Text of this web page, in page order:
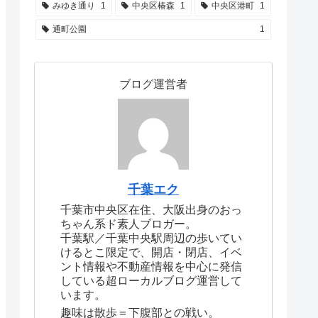
みゆき通り 1 中央区椿森 1 中央区港町 1
通町公園 1
ブログ運営者
千葉エク
千葉市中央区在住、大阪出身のおっ
ちゃん系ド素人ブロガー。
千葉駅／千葉中央駅周辺の歩いてい
けるとこ限定で、開店・閉店、イベ
ント情報や不動産情報を中心に発信
している超ローカルブログ運営して
います。
趣味は散歩＝下腹部との戦い。